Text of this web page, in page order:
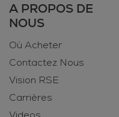
A PROPOS DE
NOUS
Où Acheter
Contactez Nous
Vision RSE
Carrières